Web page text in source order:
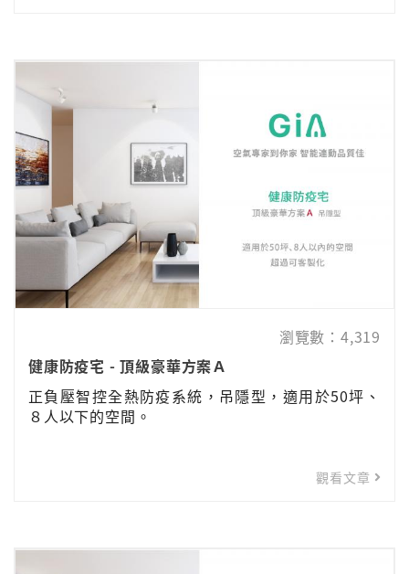
瀏覽數：4,319
健康防疫宅 - 頂級豪華方案Ａ
正負壓智控全熱防疫系統，吊隱型，適用於50坪、
８人以下的空間。
觀看文章